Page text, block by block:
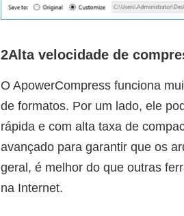
2Alta velocidade de
O ApowerCompress funciona
de formatos. Por um lado, ele
rápida e com alta taxa de
avançado para garantir que os
geral, é melhor do que outras
na Internet.